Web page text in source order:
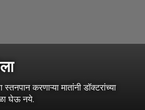
स्तनपान करणाऱ्या मातांनी डॉक्टरांच्या
घेऊ नये.